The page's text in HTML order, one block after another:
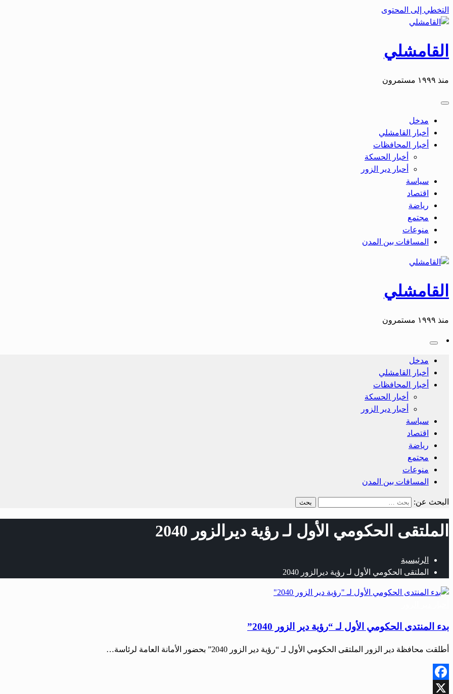
التخطي إلى المحتوى
القامشلي
منذ ١٩٩٩ مستمرون
مدخل
أخبار القامشلي
أخبار المحافظات
أخبار الحسكة
أحبار دير الزور
سياسة
اقتصاد
رياضة
مجتمع
منوعات
المسافات بين المدن
القامشلي
منذ ١٩٩٩ مستمرون
مدخل
أخبار القامشلي
أخبار المحافظات
أخبار الحسكة
أحبار دير الزور
سياسة
اقتصاد
رياضة
مجتمع
منوعات
المسافات بين المدن
البحث عن:
الملتقى الحكومي الأول لـ رؤية ديرالزور 2040
الرئيسية
الملتقى الحكومي الأول لـ رؤية ديرالزور 2040
بدء المنتدى الحكومي الأول لـ “رؤية دير الزور 2040”
أطلقت محافظة دير الزور الملتقى الحكومي الأول لـ “رؤية دير الزور 2040” بحضور الأمانة العامة لرئاسة…
Facebook